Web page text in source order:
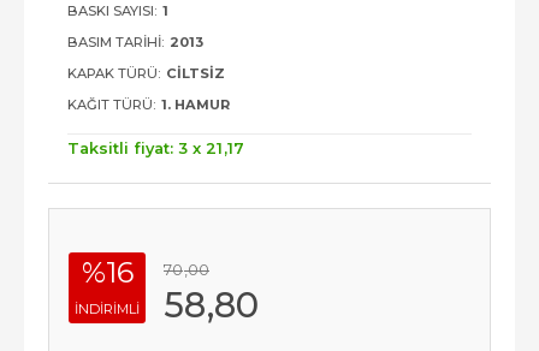
BASKI SAYISI: 1
BASIM TARIHI: 2013
KAPAK TÜRÜ: CILTSIZ
KAĞIT TÜRÜ: 1. HAMUR
Taksitli fiyat: 3 x 21 ,17
%16
INDIRIMLI
70,00
58,80